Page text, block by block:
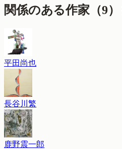
関係のある作家（9）
平田尚也
長谷川繁
鹿野震一郎